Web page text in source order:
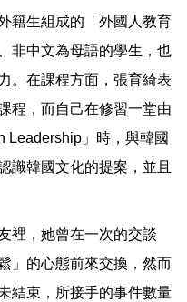
籍生組成的「外國人教育
非中文為母語的學生，也
。在課程方面，張育綺表
程，而自己在修習一堂由
Leadership」時，與韓國
識韓國文化的提案，並且
裡，她曾在一次的交談
」的心態前來交換，然而
結束，所接手的事件數量